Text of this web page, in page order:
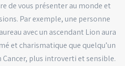
de vous présenter au monde et
Par exemple, une personne
avec un ascendant Lion aura
et charismatique que quelqu’un
Cancer, plus introverti et sensible.